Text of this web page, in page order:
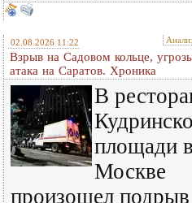
02.08.2026 11:22
Взрыв на Садовом кольце,
атака на Саратов. Хроника
В
площади в
Москве
произошел подрыв